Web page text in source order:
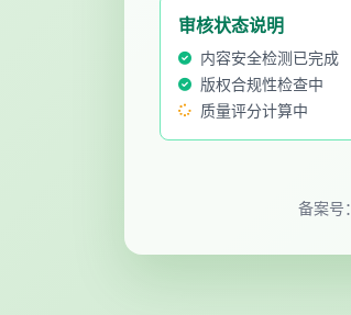
审核状态说明
内容安全检测已完成
版权合规性检查中
质量评分计算中
备案号：